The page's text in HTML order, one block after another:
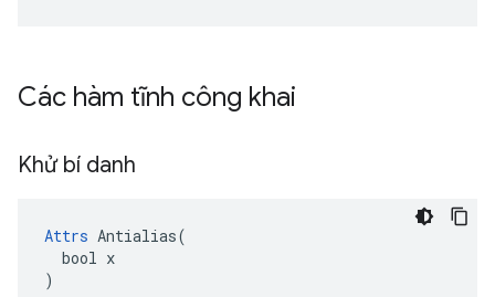
Các hàm tĩnh công khai
Khử bí danh
Attrs Antialias(
  bool x
)